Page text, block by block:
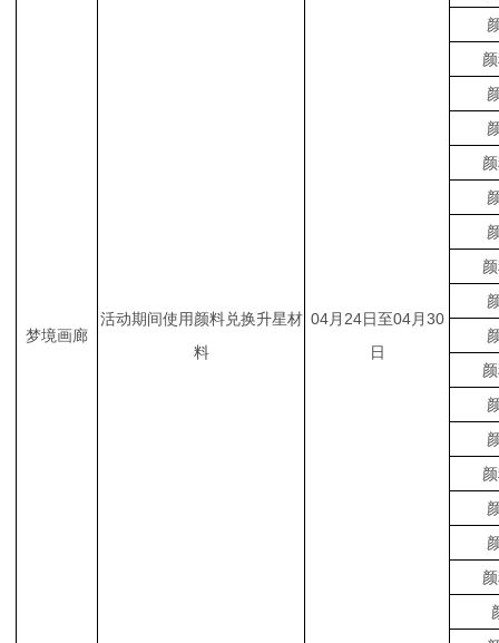
梦境画廊
活动期间使用颜料兑换升星材
料
04月24日至04月30
日